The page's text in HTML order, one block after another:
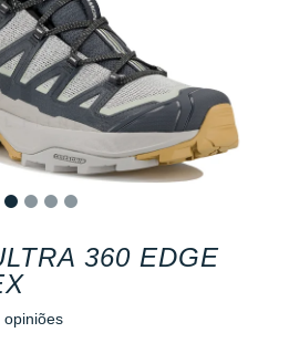
360 EDGE
opiniões